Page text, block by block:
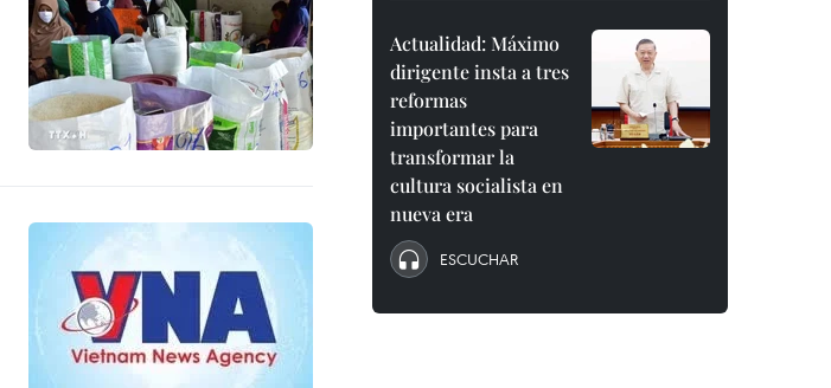
Actualidad: Máximo
dirigente insta a tres
reformas
importantes para
transformar la
cultura socialista en
nueva era
ESCUCHAR